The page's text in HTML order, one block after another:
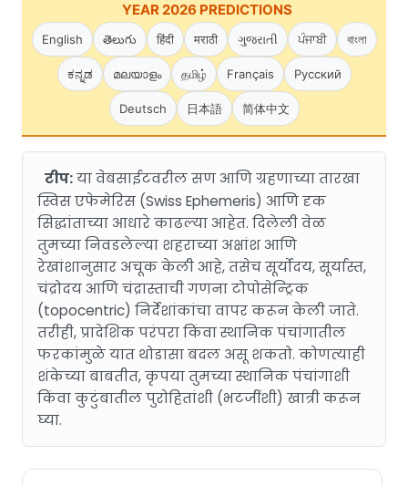
YEAR 2026 PREDICTIONS
English తెలుగు हिंदी मराठी ગુજરાતી ਪੰਜਾਬੀ বাংলা
ಕನ್ನಡ മലയാളം தமிழ் Français Русский
Deutsch 日本語 简体中文
टीप:या वेबसाईटवरील सण आणि ग्रहणाच्या तारखा
स्विस एफेमेरिस (Swiss Ephemeris) आणि दृक
सिद्धांताच्या आधारे काढल्या आहेत. दिलेली वेळ
तुमच्या निवडलेल्या शहराच्या अक्षांश आणि
रेखांशानुसार अचूक केली आहे, तसेच सूर्योदय, सूर्यास्त,
चंद्रोदय आणि चंद्रास्ताची गणना टोपोसेन्ट्रिक
(topocentric) निर्देशांकांचा वापर करून केली जाते.
तरीही, प्रादेशिक परंपरा किंवा स्थानिक पंचांगातील
फरकांमुळे यात थोडासा बदल असू शकतो. कोणत्याही
शंकेच्या बाबतीत, कृपया तुमच्या स्थानिक पंचांगाशी
किंवा कुटुंबातील पुरोहितांशी (भटजींशी) खात्री करून
घ्या.